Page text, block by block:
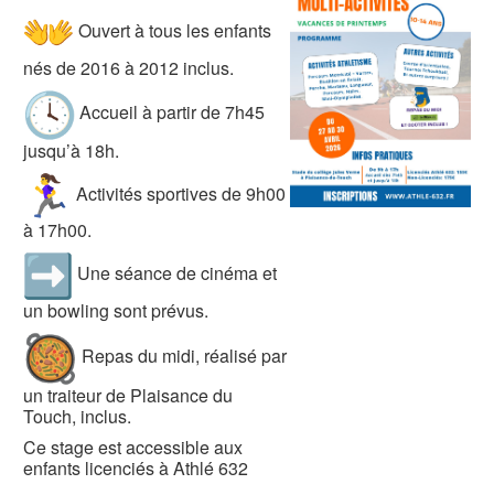
Ouvert à tous les enfants
nés de 2016 à 2012 inclus.
Accueil à partir de 7h45
jusqu’à 18h.
‍ Activités sportives de 9h00
à 17h00.
Une séance de cinéma et
un bowling sont prévus.
Repas du midi, réalisé par
un traiteur de Plaisance du
Touch, inclus.
Ce stage est accessible aux
enfants licenciés à Athlé 632